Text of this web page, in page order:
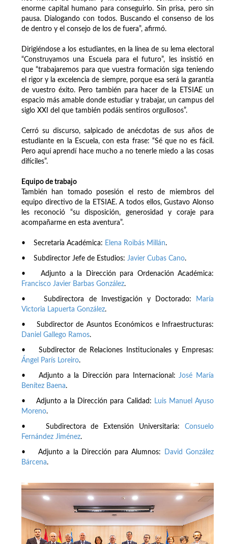
enorme capital humano para conseguirlo. Sin prisa, pero sin
pausa. Dialogando con todos. Buscando el consenso de los
de dentro y el consejo de los de fuera”, afirmó.
Dirigiéndose a los estudiantes, en la línea de su lema electoral
“Construyamos una Escuela para el futuro”, les insistió en
que “trabajaremos para que vuestra formación siga teniendo
el rigor y la excelencia de siempre, porque esa será la garantía
de vuestro éxito. Pero también para hacer de la ETSIAE un
espacio más amable donde estudiar y trabajar, un campus del
siglo XXI del que también podáis sentiros orgullosos”.
Cerró su discurso, salpicado de anécdotas de sus años de
estudiante en la Escuela, con esta frase: “Sé que no es fácil.
Pero aquí aprendí hace mucho a no tenerle miedo a las cosas
difíciles”.
Equipo de trabajo
También han tomado posesión el resto de miembros del
equipo directivo de la ETSIAE. A todos ellos, Gustavo Alonso
les reconoció “su disposición, generosidad y coraje para
acompañarme en esta aventura”.
• Secretaria Académica: Elena Roibás Millán.
• Subdirector Jefe de Estudios: Javier Cubas Cano.
• Adjunto a la Dirección para Ordenación Académica:
Francisco Javier Barbas González.
• Subdirectora de Investigación y Doctorado:
María
Victoria Lapuerta González.
• Subdirector de Asuntos Económicos e Infraestructuras:
Daniel Gallego Ramos.
• Subdirector de Relaciones Institucionales y Empresas:
Ángel París Loreiro.
• Adjunto a la Dirección para Internacional:
José María
Benítez Baena.
• Adjunto a la Dirección para Calidad:
Luis Manuel Ayuso
Moreno.
• Subdirectora de Extensión Universitaria: Consuelo
Fernández Jiménez.
• Adjunto a la Dirección para Alumnos:
David González
Bárcena.